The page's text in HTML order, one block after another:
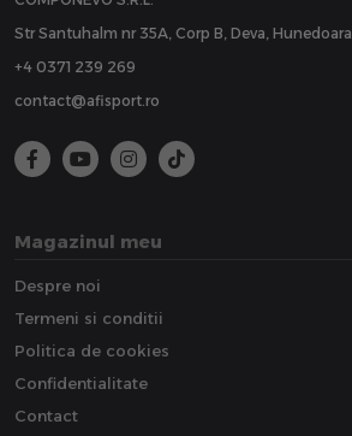
Str Santuhalm nr 35A, Corp B, Deva, Hunedoara
+4 0371 239 269
contact@afisport.ro
Magazinul meu
Despre noi
Termeni si conditii
Politica de cookies
Confidentialitate
Contact